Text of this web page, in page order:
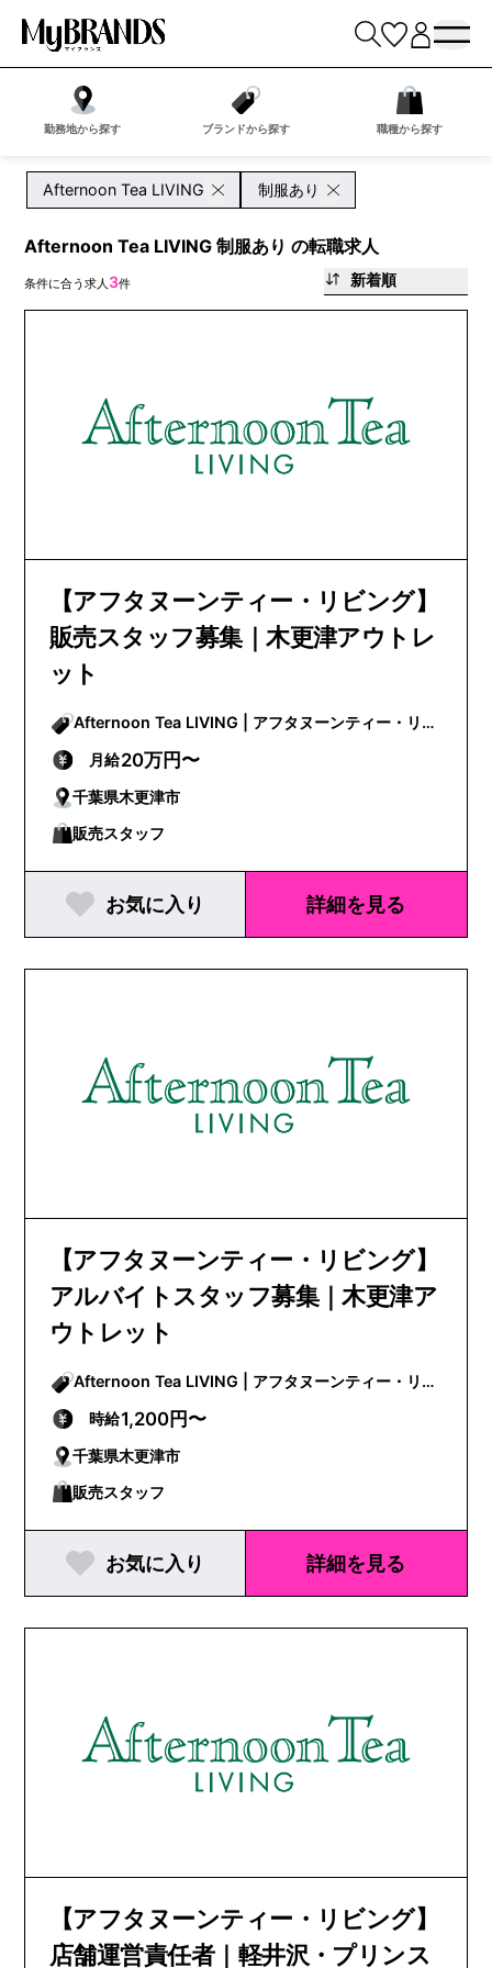
勤務地から探す ブランドから探す 職種から探す
Afternoon Tea LIVING 制服あり
Afternoon Tea LIVING 制服あり の転職求人
条件に合う求人 3件 新着順
【アフタヌーンティー・リビング】
販売スタッフ募集｜木更津アウトレ
ット
Afternoon Tea LIVING | アフタヌーンティー・リビ
ング月給20万円〜
千葉県木更津市
販売スタッフ
お気に入り 詳細を見る
【アフタヌーンティー・リビング】
アルバイトスタッフ募集｜木更津ア
ウトレット
Afternoon Tea LIVING | アフタヌーンティー・リビ
ング
時給1,200円〜
千葉県木更津市
販売スタッフ
お気に入り 詳細を見る
【アフタヌーンティー・リビング】
店舗運営責任者｜軽井沢・プリンス